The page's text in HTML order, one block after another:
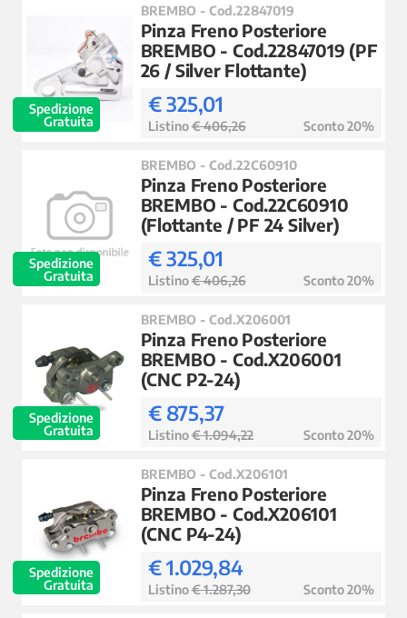
Spedizione
Gratuita
BREMBO - Cod.22847019
Pinza Freno Posteriore
BREMBO - Cod.22847019 (PF
26 / Silver Flottante)
€ 325,01
Listino€ 406,26 Sconto 20%
Spedizione
Gratuita
BREMBO - Cod.22C60910
Pinza Freno Posteriore
BREMBO - Cod.22C60910
(Flottante / PF 24 Silver)
€ 325,01
Listino€ 406,26 Sconto 20%
Spedizione
Gratuita
BREMBO - Cod.X206001
Pinza Freno Posteriore
BREMBO - Cod.X206001
(CNC P2-24)
€ 875,37
Listino€ 1.094,22 Sconto 20%
Spedizione
Gratuita
BREMBO - Cod.X206101
Pinza Freno Posteriore
BREMBO - Cod.X206101
(CNC P4-24)
€ 1.029,84
Listino€ 1.287,30 Sconto 20%